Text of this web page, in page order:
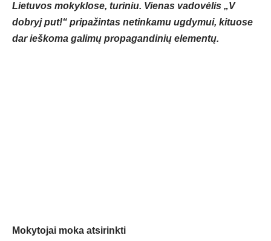
Lietuvos mokyklose, turiniu. Vienas vadovėlis „V
dobryj put!“ pripažintas netinkamu ugdymui, kituose
dar ieškoma galimų propagandinių elementų.
Mokytojai moka atsirinkti